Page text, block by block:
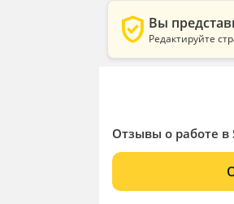
verified_user Вы
Редактируйте
Отзывы о работе в